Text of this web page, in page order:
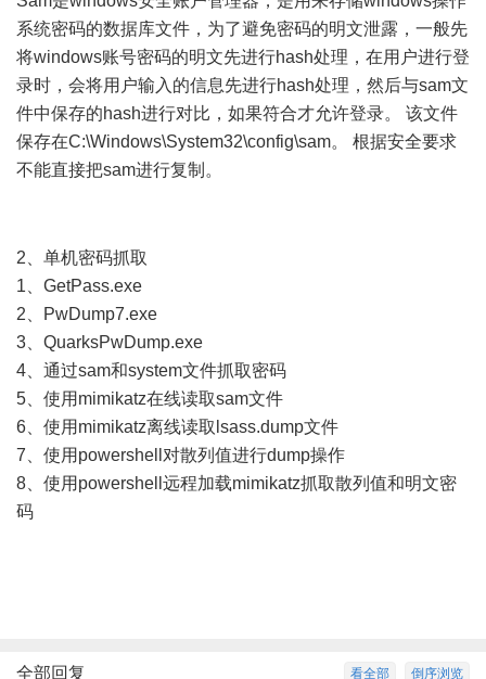
系统密码的数据库文件，为了避免密码的明文泄露，一般先
将windows账号密码的明文先进行hash处理，在用户进行登
录时，会将用户输入的信息先进行hash处理，然后与sam文
件中保存的hash进行对比，如果符合才允许登录。 该文件
保存在C:\Windows\System32\config\sam。 根据安全要求
不能直接把sam进行复制。
2、单机密码抓取
1、GetPass.exe
2、PwDump7.exe
3、QuarksPwDump.exe
4、通过sam和system文件抓取密码
5、使用mimikatz在线读取sam文件
6、使用mimikatz离线读取lsass.dump文件
7、使用powershell对散列值进行dump操作
8、使用powershell远程加载mimikatz抓取散列值和明文密
码
倒序浏览
看全部
全部回复